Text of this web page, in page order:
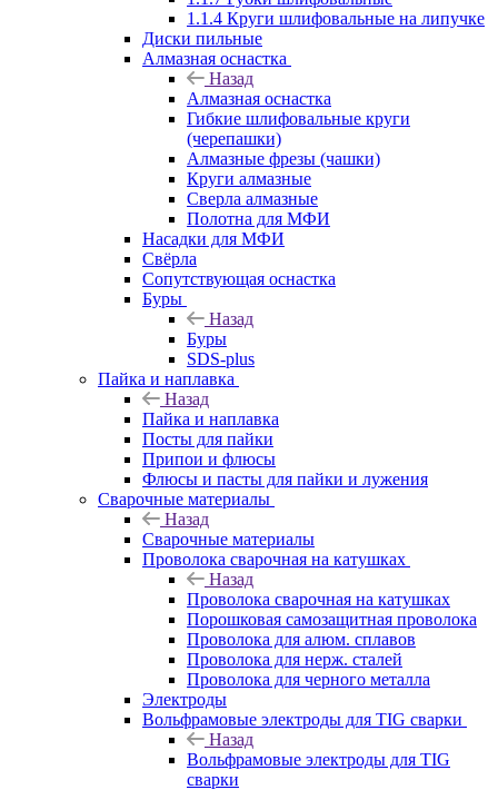
1.1.4 Круги шлифовальные на липучке
Диски пильные
Алмазная оснастка
Назад
Алмазная оснастка
Гибкие шлифовальные круги
(черепашки)
Алмазные фрезы (чашки)
Круги алмазные
Сверла алмазные
Полотна для МФИ
Насадки для МФИ
Свёрла
Сопутствующая оснастка
Буры
Назад
Буры
SDS-plus
Пайка и наплавка
Назад
Пайка и наплавка
Посты для пайки
Припои и флюсы
Флюсы и пасты для пайки и лужения
Сварочные материалы
Назад
Сварочные материалы
Проволока сварочная на катушках
Назад
Проволока сварочная на катушках
Порошковая самозащитная проволока
Проволока для алюм. сплавов
Проволока для нерж. сталей
Проволока для черного металла
Электроды
Вольфрамовые электроды для TIG сварки
Назад
Вольфрамовые электроды для TIG
сварки